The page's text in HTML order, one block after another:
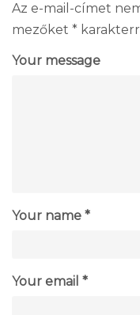
Az e-mail-címet
mezőket *
Your message
Your name *
Your email *